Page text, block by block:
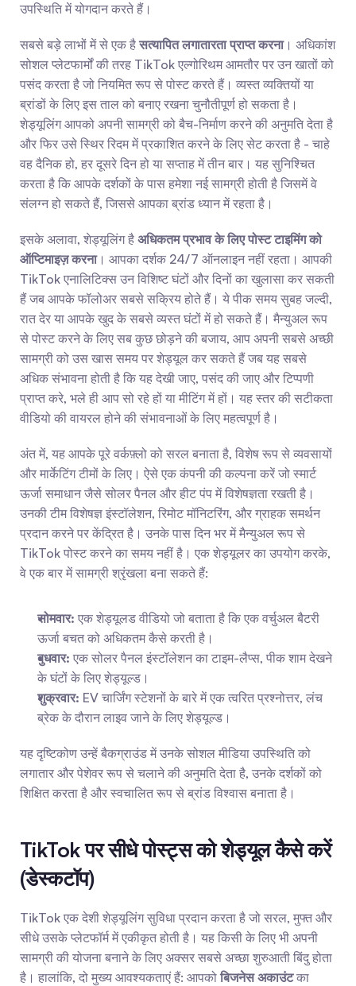
उपस्थिति में योगदान करते हैं।
सबसे बड़े लाभों में से एक है सत्यापित लगातारता प्राप्त करना। अधिकांश
सोशल प्लेटफार्मों की तरह TikTok एल्गोरिथम आमतौर पर उन खातों को
पसंद करता है जो नियमित रूप से पोस्ट करते हैं। व्यस्त व्यक्तियों या
ब्रांडों के लिए इस ताल को बनाए रखना चुनौतीपूर्ण हो सकता है।
शेड्यूलिंग आपको अपनी सामग्री को बैच-निर्माण करने की अनुमति देता है
और फिर उसे स्थिर रिदम में प्रकाशित करने के लिए सेट करता है - चाहे
वह दैनिक हो, हर दूसरे दिन हो या सप्ताह में तीन बार। यह सुनिश्चित
करता है कि आपके दर्शकों के पास हमेशा नई सामग्री होती है जिसमें वे
संलग्न हो सकते हैं, जिससे आपका ब्रांड ध्यान में रहता है।
इसके अलावा, शेड्यूलिंग है अधिकतम प्रभाव के लिए पोस्ट टाइमिंग को
ऑप्टिमाइज़ करना। आपका दर्शक 24/7 ऑनलाइन नहीं रहता। आपकी
TikTok एनालिटिक्स उन विशिष्ट घंटों और दिनों का खुलासा कर सकती
हैं जब आपके फॉलोअर सबसे सक्रिय होते हैं। ये पीक समय सुबह जल्दी,
रात देर या आपके खुद के सबसे व्यस्त घंटों में हो सकते हैं। मैन्युअल रूप
से पोस्ट करने के लिए सब कुछ छोड़ने की बजाय, आप अपनी सबसे अच्छी
सामग्री को उस खास समय पर शेड्यूल कर सकते हैं जब यह सबसे
अधिक संभावना होती है कि यह देखी जाए, पसंद की जाए और टिप्पणी
प्राप्त करे, भले ही आप सो रहे हों या मीटिंग में हों। यह स्तर की सटीकता
वीडियो की वायरल होने की संभावनाओं के लिए महत्वपूर्ण है।
अंत में, यह आपके पूरे वर्कफ़्लो को सरल बनाता है, विशेष रूप से व्यवसायों
और मार्केटिंग टीमों के लिए। ऐसे एक कंपनी की कल्पना करें जो स्मार्ट
ऊर्जा समाधान जैसे सोलर पैनल और हीट पंप में विशेषज्ञता रखती है।
उनकी टीम विशेषज्ञ इंस्टॉलेशन, रिमोट मॉनिटरिंग, और ग्राहक समर्थन
प्रदान करने पर केंद्रित है। उनके पास दिन भर में मैन्युअल रूप से
TikTok पोस्ट करने का समय नहीं है। एक शेड्यूलर का उपयोग करके,
वे एक बार में सामग्री श्रृंखला बना सकते हैं:
सोमवार: एक शेड्यूलड वीडियो जो बताता है कि एक वर्चुअल बैटरी
ऊर्जा बचत को अधिकतम कैसे करती है।
बुधवार: एक सोलर पैनल इंस्टॉलेशन का टाइम-लैप्स, पीक शाम देखने
के घंटों के लिए शेड्यूल्ड।
शुक्रवार: EV चार्जिंग स्टेशनों के बारे में एक त्वरित प्रश्नोत्तर, लंच
ब्रेक के दौरान लाइव जाने के लिए शेड्यूल्ड।
यह दृष्टिकोण उन्हें बैकग्राउंड में उनके सोशल मीडिया उपस्थिति को
लगातार और पेशेवर रूप से चलाने की अनुमति देता है, उनके दर्शकों को
शिक्षित करता है और स्वचालित रूप से ब्रांड विश्वास बनाता है।
TikTok पर सीधे पोस्ट्स को शेड्यूल कैसे करें
(डेस्कटॉप)
TikTok एक देशी शेड्यूलिंग सुविधा प्रदान करता है जो सरल, मुफ्त और
सीधे उसके प्लेटफॉर्म में एकीकृत होती है। यह किसी के लिए भी अपनी
सामग्री की योजना बनाने के लिए अक्सर सबसे अच्छा शुरुआती बिंदु होता
है। हालांकि, दो मुख्य आवश्यकताएं हैं: आपको बिजनेस अकाउंट का